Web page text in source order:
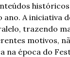
A iniciativa
trazendo
motivos,
na época do